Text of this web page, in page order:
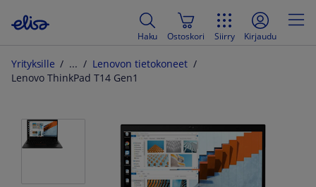
Haku Ostoskori Siirry Kirjaudu
Yrityksille
Lenovon tietokoneet
Lenovo ThinkPad T14 Gen1